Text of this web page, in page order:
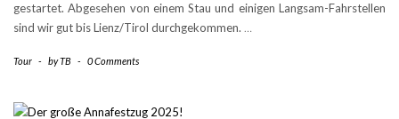
gestartet. Abgesehen von einem Stau und einigen Langsam-Fahrstellen
sind wir gut bis Lienz/Tirol durchgekommen. …
Tour - byTB - 0 Comments